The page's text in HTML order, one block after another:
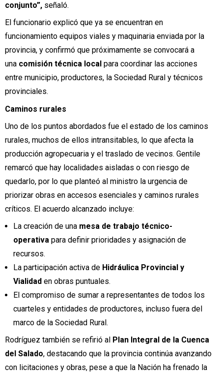
conjunto”, señaló.
El funcionario explicó que ya se encuentran en
funcionamiento equipos viales y maquinaria enviada por la
provincia, y confirmó que próximamente se convocará a
una comisión técnica local para coordinar las acciones
entre municipio, productores, la Sociedad Rural y técnicos
provinciales.
Caminos rurales
Uno de los puntos abordados fue el estado de los caminos
rurales, muchos de ellos intransitables, lo que afecta la
producción agropecuaria y el traslado de vecinos. Gentile
remarcó que hay localidades aisladas o con riesgo de
quedarlo, por lo que planteó al ministro la urgencia de
priorizar obras en accesos esenciales y caminos rurales
críticos. El acuerdo alcanzado incluye:
La creación de una mesa de trabajo técnico-
operativa para definir prioridades y asignación de
recursos.
La participación activa de Hidráulica Provincial y
Vialidad en obras puntuales.
El compromiso de sumar a representantes de todos los
cuarteles y entidades de productores, incluso fuera del
marco de la Sociedad Rural.
Rodríguez también se refirió al Plan Integral de la Cuenca
del Salado, destacando que la provincia continúa avanzando
con licitaciones y obras, pese a que la Nación ha frenado la